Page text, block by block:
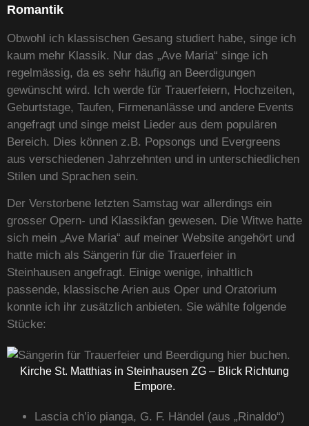
Romantik
Obwohl ich klassischen Gesang studiert habe, singe ich
kaum mehr Klassik. Nur das „Ave Maria“ singe ich
regelmässig, da es sehr häufig an Beerdigungen
gewünscht wird. Ich werde für Trauerfeiern, Hochzeiten,
Geburtstage, Taufen, Firmenanlässe und andere Events
angefragt und singe meist Lieder aus dem populären
Bereich. Dies können z.B. Popsongs und Evergreens
aus verschiedenen Jahrzehnten und in unterschiedlichen
Stilen und Sprachen sein.
Der Verstorbene letzten Samstag war allerdings ein
grosser Opern- und Klassikfan gewesen. Die Witwe hatte
sich mein „Ave Maria“ auf meiner Website angehört und
hatte mich als Sängerin für die Trauerfeier in
Steinhausen angefragt. Einige wenige, inhaltlich
passende, klassische Arien aus Oper und Oratorium
konnte ich ihr zusätzlich anbieten. Sie wählte folgende
Stücke:
Kirche St. Matthias in Steinhausen ZG – Blick Richtung
Empore.
Lascia ch’io pianga, G. F. Händel (aus „Rinaldo“)